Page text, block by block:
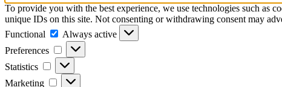
To provide you with the best experience, we use technologies such as
unique IDs on this site. Not consenting or withdrawing consent may
Functional
Functional
Always active
Preferences
Preferences
Statistics Statistics
Marketing Marketing